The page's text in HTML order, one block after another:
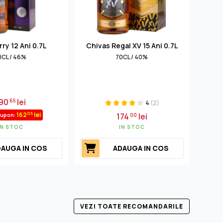
12 Ani 0.7L
/ 46%
65lei
16205lei
STOC
IN COS
Chivas Regal XV 15 Ani 0.7L
70CL / 40%
4 (2)
17400 lei
IN STOC
ADAUGA IN COS
VEZI TOATE RECOMANDARILE